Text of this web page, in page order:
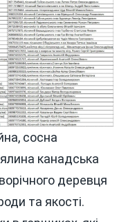
сосна
канадська
деревця
та якості.